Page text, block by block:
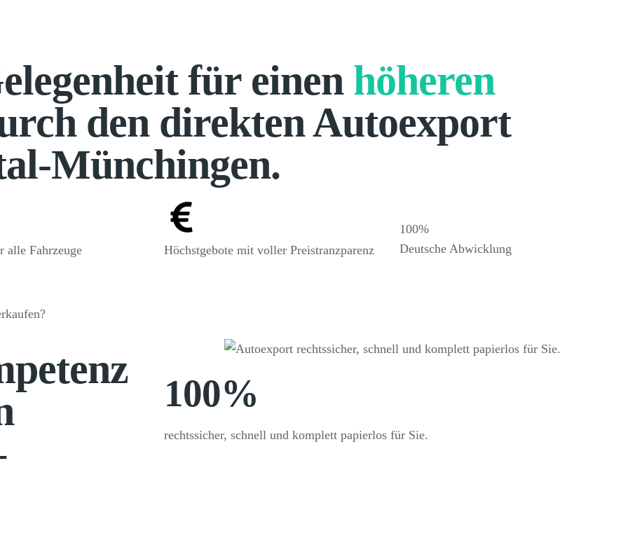
für einen höheren
den direkten Autoexport
Münchingen.
alle Fahrzeuge Höchstgebote mit voller Preistranzparenz
100%
Deutsche Abwicklung
100%
rechtssicher, schnell und komplett papierlos für Sie.